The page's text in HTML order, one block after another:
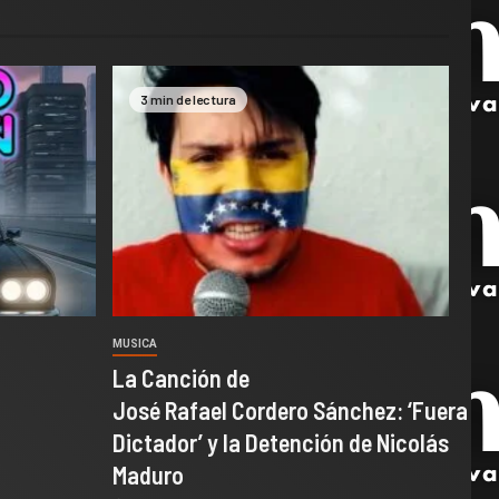
3 min de lectura
MUSICA
La Canción de
José Rafael Cordero Sánchez: ‘Fuera
Dictador’ y la Detención de Nicolás
Maduro